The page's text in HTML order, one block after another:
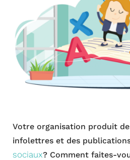
Votre organisation produit
infolettres et des
sociaux? Comment faites-